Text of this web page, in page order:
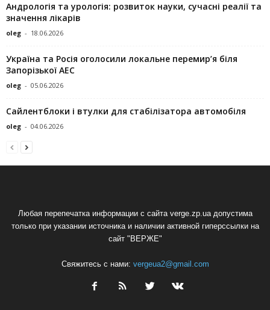
Андрологія та урологія: розвиток науки, сучасні реалії та
значення лікарів
oleg - 18.06.2026
Україна та Росія оголосили локальне перемир’я біля
Запорізької АЕС
oleg - 05.06.2026
Сайлентблоки і втулки для стабілізатора автомобіля
oleg - 04.06.2026
Любая перепечатка информации с сайта verge.zp.ua допустима
только при указании источника и наличии активной гиперссылки на
сайт "ВЕРЖЕ"
Свяжитесь с нами: vergeua2@gmail.com